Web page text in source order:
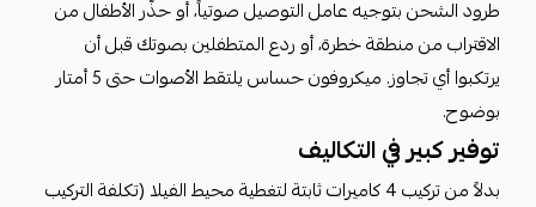
طرود الشحن بتوجيه عامل التوصيل صوتياً، أو حذّر الأطفال من
الاقتراب من منطقة خطرة، أو ردع المتطفلين بصوتك قبل أن
يرتكبوا أي تجاوز. ميكروفون حساس يلتقط الأصوات حتى 5 أمتار
بوضوح.
توفير كبير في التكاليف
بدلاً من تركيب 4 كاميرات ثابتة لتغطية محيط الفيلا (تكلفة التركيب